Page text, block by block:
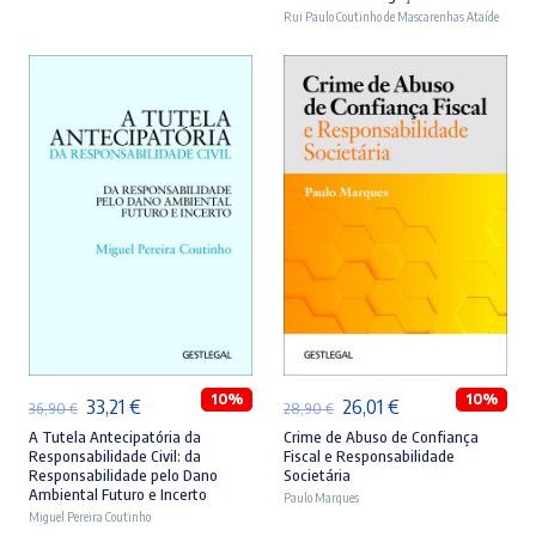
Rui Paulo Coutinho de Mascarenhas Ataíde
36,90€ O
preço
original
era:
33,21 €O
preço
atual
é:
10%
A Tutela Antecipatória da
Responsabilidade Civil: da
Responsabilidade pelo Dano
Ambiental Futuro e Incerto
Miguel Pereira Coutinho
ADICIONAR
28,90€ O
preço
original
era:
26,01 €O
preço
atual
10%
Crime de Abuso de Confiança
Fiscal e Responsabilidade
Societária
Paulo Marques